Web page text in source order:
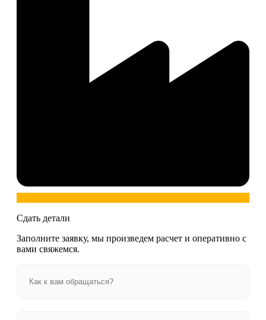
Сдать детали
Заполните заявку, мы произведем расчет и оперативно с
вами свяжемся.